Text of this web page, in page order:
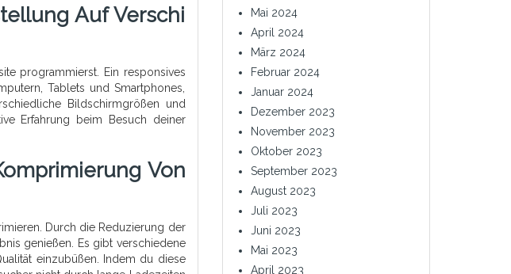
Auf Verschi
programmierst. Ein responsives
Tablets und Smartphones,
Bildschirmgrößen und
Erfahrung beim Besuch deiner
Von
Durch die Reduzierung der
genießen. Es gibt verschiedene
einzubüßen. Indem du diese
Mai 2024
April 2024
März 2024
Februar 2024
Januar 2024
Dezember 2023
November 2023
Oktober 2023
September 2023
August 2023
Juli 2023
Juni 2023
Mai 2023
April 2023